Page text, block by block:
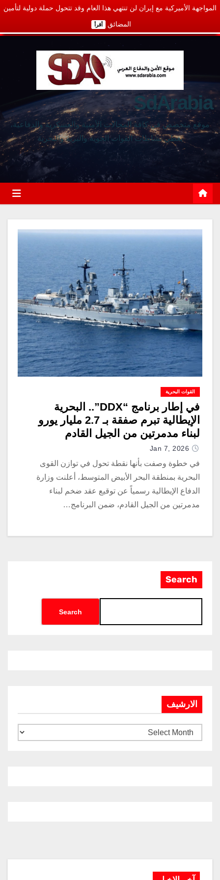
المواجهة الأميركية مع إيران لن تنتهي هذا العام وقد تتحول حملة دولية لتأمين
المضائق أقرأ
SdArabia
موقع متخصص في كافة المجالات الأمنية والعسكرية والدفاعية،
يغطي نشاطات القوات الجوية والبرية والبحرية
القوات البحرية
في إطار برنامج “DDX”.. البحرية
الإيطالية تبرم صفقة بـ 2.7 مليار يورو
لبناء مدمرتين من الجيل القادم
Jan 7, 2026
في خطوة وصفت بأنها نقطة تحول في توازن القوى
البحرية بمنطقة البحر الأبيض المتوسط، أعلنت وزارة
الدفاع الإيطالية رسمياً عن توقيع عقد ضخم لبناء
مدمرتين من الجيل القادم، ضمن البرنامج…
Search
Search
الارشيف